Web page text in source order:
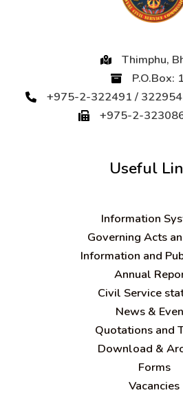
Thimphu,
P.O.Box:
+975-2-322491 /
+975-2-
Useful
Information
Governing Acts
Information and
Annual
Civil Service
News &
Quotations and
Download &
Forms
Vacancies